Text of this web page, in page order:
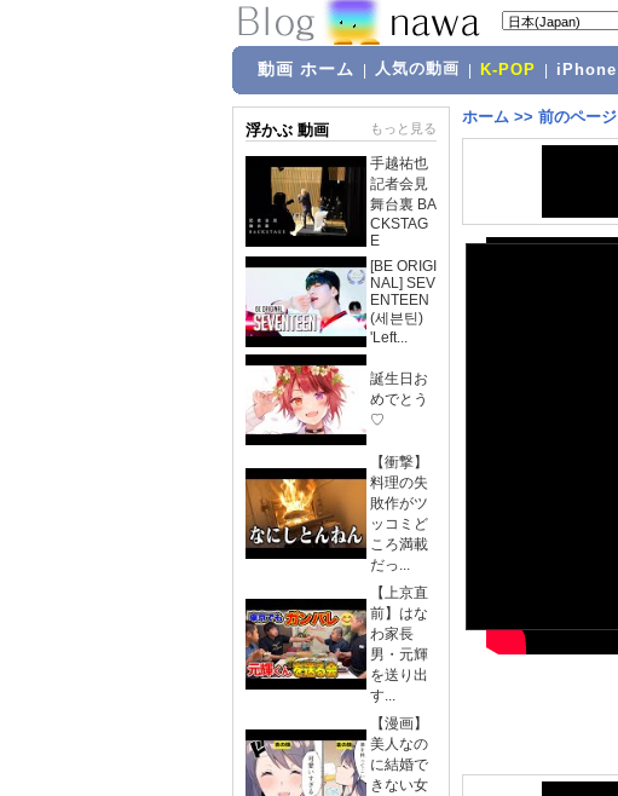
動画 ホーム 人気の動画 K-POP iPhone
浮かぶ 動画 もっと見る
手越祐也
記者会見
舞台裏 BA
CKSTAG
E
[BE ORIGI
NAL] SEV
ENTEEN
(세븐틴)
'Left...
誕生日お
めでとう
♡
【衝撃】
料理の失
敗作がツ
ッコミど
ころ満載
だっ...
【上京直
前】はな
わ家長
男・元輝
を送り出
す...
【漫画】
美人なの
に結婚で
きない女
ホーム >> 前のページ